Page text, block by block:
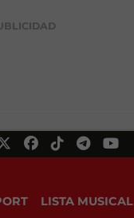
LISTA MUSICAL